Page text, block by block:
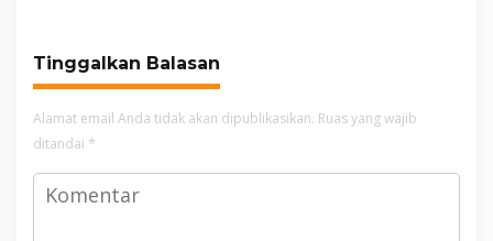
Tinggalkan Balasan
Alamat email Anda tidak akan dipublikasikan. Ruas yang wajib
ditandai *